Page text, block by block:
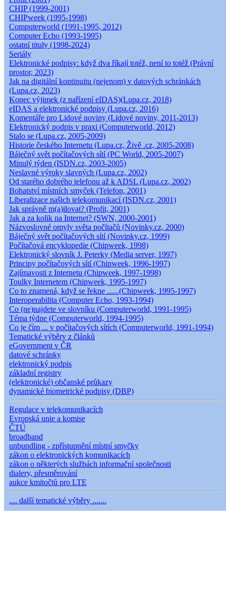
CHIP (1999-2001)
CHIPweek (1995-1998)
Computerworld (1991-1995, 2012)
Computer Echo (1993-1995)
ostatní tituly (1998-2024)
Seriály
Elektronické podpisy: když dva říkají totéž, není to totéž (Právní
prostor, 2023)
Jak na digitální kontinuitu (nejenom) v datových schránkách
(Lupa.cz, 2023)
Konec výjimek (z nařízení eIDAS)(Lupa.cz, 2018)
eIDAS a elektronické podpisy (Lupa.cz, 2016)
Komentáře pro Lidové noviny (Lidové noviny, 2011-2013)
Elektronický podpis v praxi (Computerworld, 2012)
Stalo se (Lupa.cz, 2005-2009)
Historie českého Internetu (Lupa.cz, Živě .cz, 2005-2008)
Báječný svět počítačových sítí (PC World, 2005-2007)
Minulý týden (ISDN.cz, 2003-2005)
Neslavné výroky slavných (Lupa.cz, 2002)
Od starého dobrého telefonu až k ADSL (Lupa.cz, 2002)
Bohatství místních smyček (Telefon, 2001)
Liberalizace našich telekomunikací (ISDN.cz, 2001)
Jak správně m(a)ilovat? (Profit, 2001)
Jak a za kolik na Internet? (SWN, 2000-2001)
Názvoslovné omyly světa počítačů (Novinky.cz, 2000)
Báječný svět počítačových sítí (Novinky.cz, 1999)
Počítačová encyklopedie (Chipweek, 1998)
Elektronický slovník J. Peterky (Media server, 1997)
Principy počítačových sítí (Chipweek, 1996-1997)
Zajímavosti z Internetu (Chipweek, 1997-1998)
Toulky Internetem (Chipweek, 1995-1997)
Co to znamená, když se řekne ......(Chipweek, 1995-1997)
Interoperabilita (Computer Echo, 1993-1994)
Co (ne)najdete ve slovníku (Computerworld, 1991-1995)
Téma týdne (Computerworld, 1994-1995)
Co je čím ... v počítačových sítích (Computerworld, 1991-1994)
Tematické výběry z článků
eGovernment v ČR
datové schránky
elektronický podpis
základní registry
(elektronické) občanské průkazy
dynamické biometrické podpisy (DBP)
Regulace v telekomunikacích
Evropská unie a komise
ČTÚ
broadband
unbundling - zpřístupnění místní smyčky
zákon o elektronických komunikacích
zákon o některých službách informační společnosti
dialery, přesměrování
aukce kmitočtů pro LTE
.... další tematické výběry .......